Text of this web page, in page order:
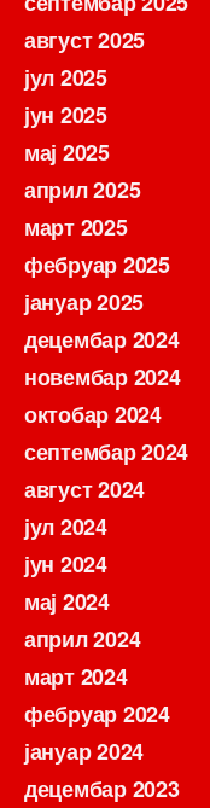
август 2025
јул 2025
јун 2025
мај 2025
април 2025
март 2025
фебруар 2025
јануар 2025
децембар 2024
новембар 2024
октобар 2024
септембар 2024
август 2024
јул 2024
јун 2024
мај 2024
април 2024
март 2024
фебруар 2024
јануар 2024
децембар 2023